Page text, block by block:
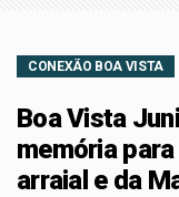
CONEXÃO BOA VISTA
Boa Vista
memória
arraial e da